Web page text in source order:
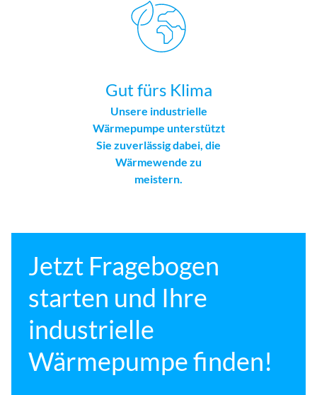
Gut fürs Klima
Unsere industrielle
Wärmepumpe unterstützt
Sie zuverlässig dabei, die
Wärmewende zu
meistern.
Jetzt Fragebogen
starten und Ihre
industrielle
Wärmepumpe finden!